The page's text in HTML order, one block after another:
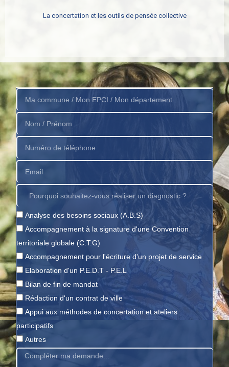
La concertation et les outils de pensée collective
Analyse des besoins sociaux (A.B.S)
Accompagnement à la signature d'une Convention
territoriale globale (C.T.G)
Accompagnement pour l'écriture d'un projet de service
Elaboration d'un P.E.D.T - P.E.L
Bilan de fin de mandat
Rédaction d'un contrat de ville
Appui aux méthodes de concertation et ateliers
participatifs
Autres